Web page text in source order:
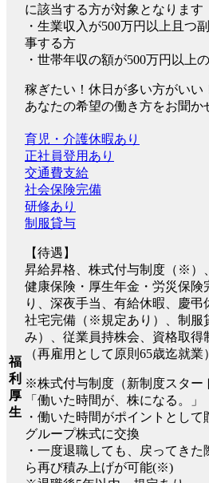
に該当する方が対象となります
・生業収入が500万円以上且つ
事する方
・世帯年収の額が500万円以上
稼ぎたい！休日が多い方がいい
あなたの希望の働き方をお聞か
福
利
厚
生
育児・介護休暇あり
正社員登用あり
交通費支給
社会保険完備
研修あり
制服貸与
【待遇】
昇給昇格、株式付与制度（※）
健康保険・厚生年金・労災保険
り、深夜手当、有給休暇、慶弔
社宅完備（※規定あり）、制服
み）、従業員持株会、資格取得
（再雇用として原則65歳迄就業）
※株式付与制度（新制度スター
「働いた時間が、株になる。」
・働いた時間がポイントとし
グループ株式に交換
・一度退職しても、戻ってき
ら再び積み上げが可能(※)